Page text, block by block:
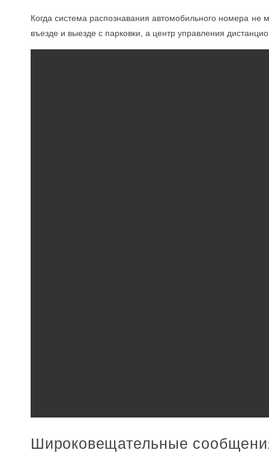
Когда система распознавания автомобильного номера не
въезде и выезде с парковки, а центр управления
Широковещательные